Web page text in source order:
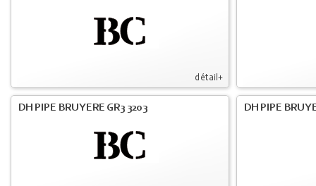
détail+
DH PIPE BRUYERE GR3 3203 DH PIPE